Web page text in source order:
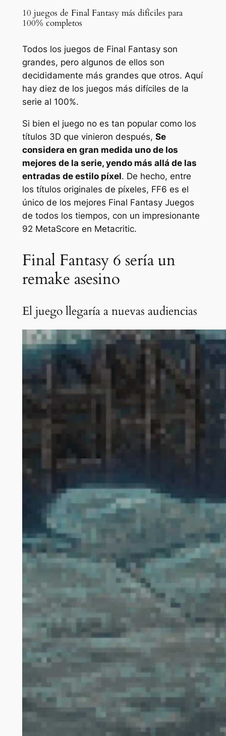
10 juegos de Final Fantasy más difíciles para
100% completos
Todos los juegos de Final Fantasy son
grandes, pero algunos de ellos son
decididamente más grandes que otros. Aquí
hay diez de los juegos más difíciles de la
serie al 100%.
Si bien el juego no es tan popular como los
títulos 3D que vinieron después, Se
considera en gran medida uno de los
mejores de la serie, yendo más allá de las
entradas de estilo píxel. De hecho, entre
los títulos originales de píxeles, FF6 es el
único de los mejores Final FantasyJuegos
de todos los tiempos, con un impresionante
92 MetaScore en Metacritic.
Final Fantasy 6 sería un
remake asesino
El juego llegaría a nuevas audiencias